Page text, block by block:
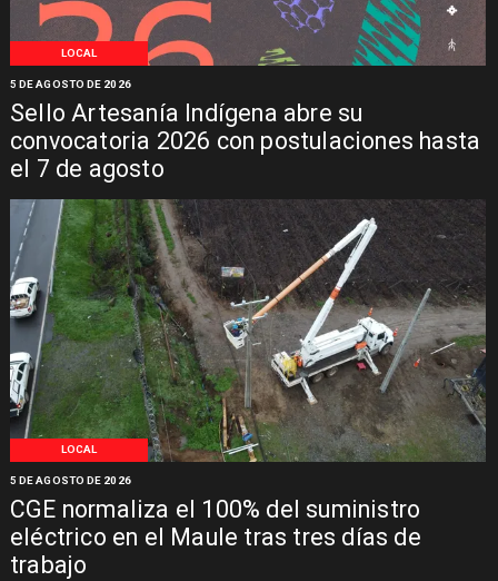
LOCAL
Sello Artesanía Indígena abre su
convocatoria 2026 con postulaciones hasta
el 7 de agosto
5 DE AGOSTO DE 2026
LOCAL
CGE normaliza el 100% del suministro
eléctrico en el Maule tras tres días de
trabajo
5 DE AGOSTO DE 2026